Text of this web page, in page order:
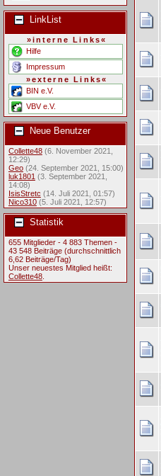
LinkList
»interne Links«
Hilfe
Impressum
»externe Links«
BIN e.V.
VBV e.V.
Neue Benutzer
Collette48 (6. November 2021,
12:29)
Geo (24. September 2021, 15:00)
luk1801 (3. September 2021,
14:08)
IsisStretc (14. Juli 2021, 01:57)
Nico310 (5. Juli 2021, 12:57)
Statistik
655 Mitglieder - 4 883 Themen -
43 548 Beiträge (durchschnittlich
6,62 Beiträge/Tag)
Unser neuestes Mitglied heißt:
Collette48.